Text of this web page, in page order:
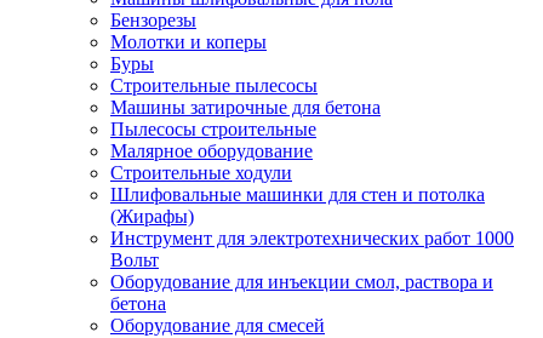
Бензорезы
Молотки и коперы
Буры
Строительные пылесосы
Машины затирочные для бетона
Пылесосы строительные
Малярное оборудование
Строительные ходули
Шлифовальные машинки для стен и потолка
(Жирафы)
Инструмент для электротехнических работ 1000
Вольт
Оборудование для инъекции смол, раствора и
бетона
Оборудование для смесей